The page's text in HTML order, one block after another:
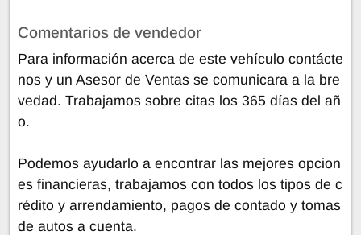
Comentarios de vendedor
Para información acerca de este vehículo contácte
nos y un Asesor de Ventas se comunicara a la bre
vedad. Trabajamos sobre citas los 365 días del añ
o.
Podemos ayudarlo a encontrar las mejores opcion
es financieras, trabajamos con todos los tipos de c
rédito y arrendamiento, pagos de contado y tomas
de autos a cuenta.